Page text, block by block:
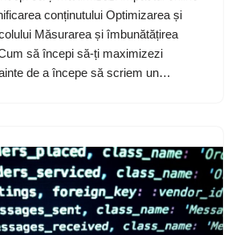
conținutului Optimizarea și
Măsurarea și îmbunătățirea
să începi să-ți maximizezi
de a începe să scriem un…